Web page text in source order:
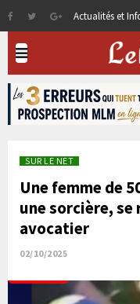
Actualités et
SUR LE NET
Une femme de
une sorcière, se
avocatier
02/10/2025